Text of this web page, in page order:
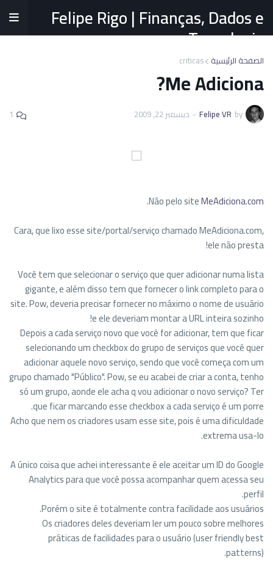
Felipe Rigo | Finanças, Dados e
Tecnologia
الصفحة الرئيسية criticas
Me Adiciona?
by
Felipe VR
- ديسمبر 22, 2009 1
Não pelo siteMeAdiciona.com
.
Cara, que lixo esse site/portal/serviço chamado MeAdiciona.com,
ele não presta!
Você tem que selecionar o serviço que quer adicionar numa lista
gigante, e além disso tem que fornecer o link completo para o
site. Pow, deveria precisar fornecer no máximo o nome de usuário
e ele deveriam montar a URL inteira sozinho!
Depois a cada serviço novo que você for adicionar, tem que ficar
selecionando um checkbox do grupo de serviços que você quer
adicionar aquele novo serviço, sendo que você começa com um
grupo chamado "Público". Pow, se eu acabei de criar a conta, tenho
só um grupo, aonde ele acha q vou adicionar o novo serviço? Ter
que ficar marcando esse checkbox a cada serviço é um porre.
Acho que nem os criadores usam esse site, pois é uma dificuldade
extrema usa-lo.
A único coisa que achei interessante é ele aceitar um ID do Google
Analytics para que você possa acompanhar quem acessa seu
perfil.
Porém o site é totalmente contra facilidade aos usuários.
Os criadores deles deveriam ler um pouco sobre melhores
práticas de facilidades para o usuário (user friendly best
patterns).